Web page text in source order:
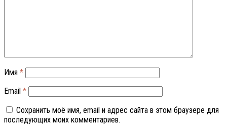
Имя *
Email *
Сохранить моё имя, email и адрес сайта в этом браузере для
последующих моих комментариев.